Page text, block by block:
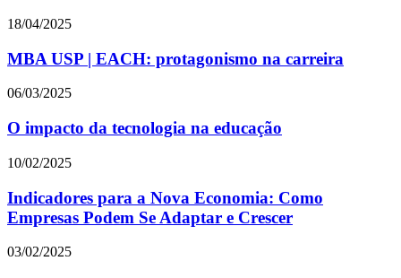
18/04/2025
MBA USP | EACH: protagonismo na carreira
06/03/2025
O impacto da tecnologia na educação
10/02/2025
Indicadores para a Nova Economia: Como
Empresas Podem Se Adaptar e Crescer
03/02/2025